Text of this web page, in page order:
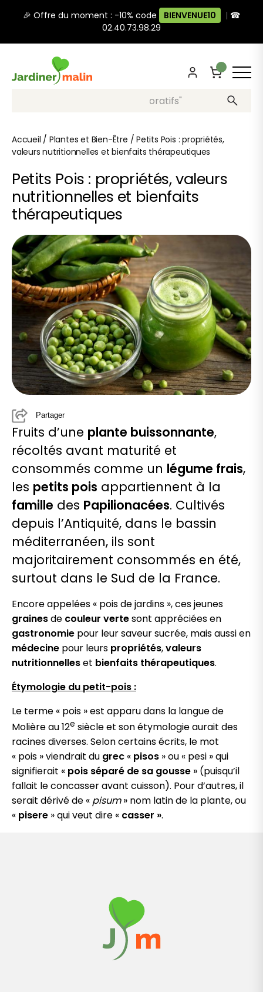
🎉 Offre du moment : -10% code BIENVENUE10 | ☎
02.40.73.98.29
Recherche, ex: "pots décoratifs"
Accueil / Plantes et Bien-Être /Petits Pois : propriétés,
valeurs nutritionnelles et bienfaits thérapeutiques
Petits Pois : propriétés, valeurs
nutritionnelles et bienfaits
thérapeutiques
Partager
Fruits d’une plante buissonnante,
récoltés avant maturité et
consommés comme un légume frais,
les petits pois appartiennent à la
famille des Papilionacées. Cultivés
depuis l’Antiquité, dans le bassin
méditerranéen, ils sont
majoritairement consommés en été,
surtout dans le Sud de la France.
Encore appelées « pois de jardins », ces jeunes
grainesde couleur vertesont appréciées en
gastronomie pour leur saveur sucrée, mais aussi en
médecine pour leurs propriétés,valeurs
nutritionnelleset bienfaits thérapeutiques.
Étymologie du petit-pois :
Le terme « pois » est apparu dans la langue de
Molière au 12e siècle et son étymologie aurait des
racines diverses. Selon certains écrits, le mot
« pois » viendrait du grec « pisos » ou « pesi » qui
signifierait « pois séparé de sa gousse » (puisqu’il
fallait le concasser avant cuisson). Pour d’autres, il
serait dérivé de « pisum» nom latin de la plante, ou
« pisere » qui veut dire « casser ».